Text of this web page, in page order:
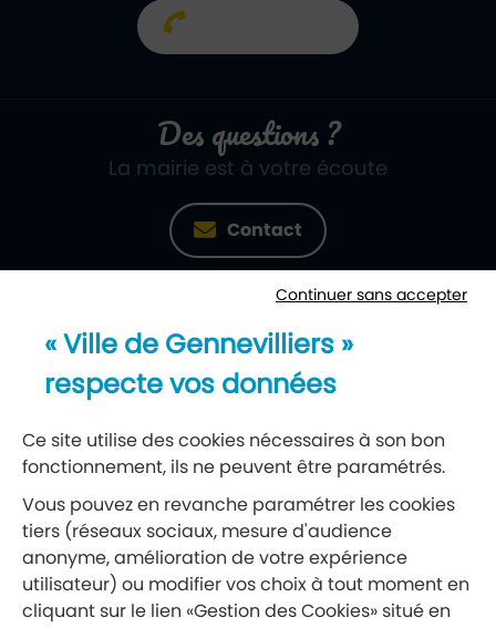
Des questions ?
La mairie est à votre écoute
Contact
Newsletter
Réseaux sociaux
Suivez-nous
Continuer sans accepter
« Ville de Gennevilliers »
respecte vos données
Ce site utilise des cookies nécessaires à son bon
fonctionnement, ils ne peuvent être paramétrés.
Vous pouvez en revanche paramétrer les cookies
tiers (réseaux sociaux, mesure d'audience
anonyme, amélioration de votre expérience
utilisateur) ou modifier vos choix à tout moment en
cliquant sur le lien «Gestion des Cookies» situé en